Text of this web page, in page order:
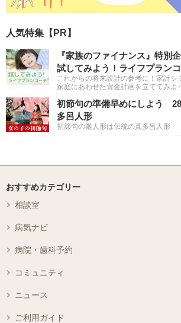
人気特集【PR】
『家族のファイナンス』特別
試してみよう！ライフプラン
これからの将来設計の参考に！家計シ
家庭にあわせた資金計画を立ててみよ
初節句の準備早めにしよう
多呂人形
初節句の雛人形は伝統の真多呂人形
おすすめカテゴリー
相談室
病気ナビ
病院・歯科予約
コミュニティ
ニュース
ご利用ガイド